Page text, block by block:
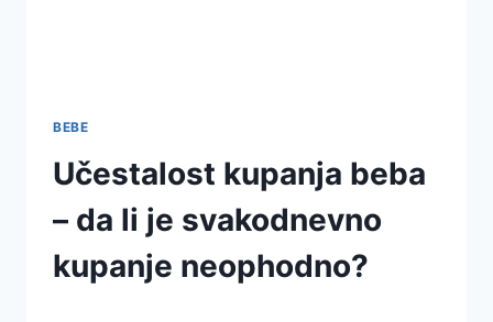
BEBE
Učestalost kupanja beba
– da li je svakodnevno
kupanje neophodno?